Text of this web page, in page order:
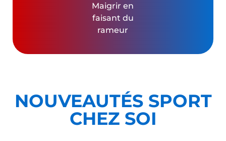
Maigrir en
faisant du
rameur
NOUVEAUTÉS SPORT
CHEZ SOI